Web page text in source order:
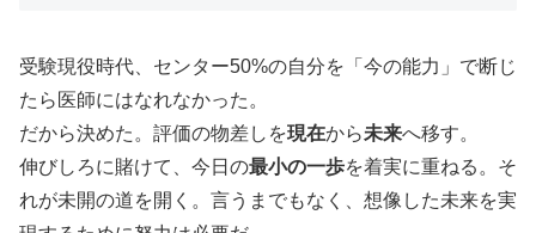
受験現役時代、センター50%の自分を「今の能力」で断じ
たら医師にはなれなかった。
だから決めた。評価の物差しを現在から未来へ移す。
伸びしろに賭けて、今日の最小の一歩を着実に重ねる。そ
れが未開の道を開く。言うまでもなく、想像した未来を実